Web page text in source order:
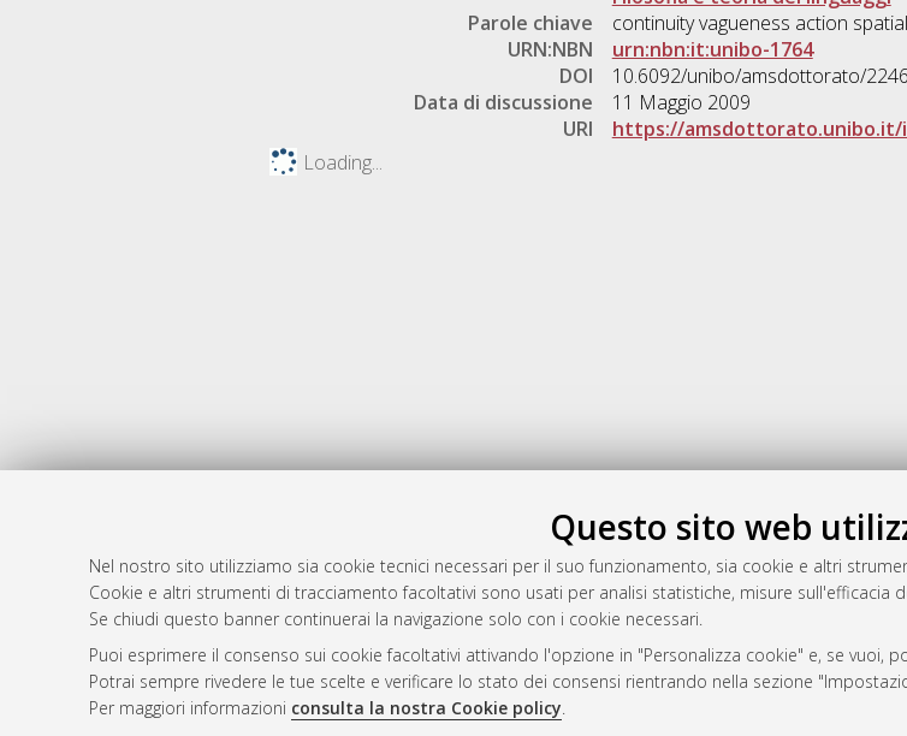
Questo sito web
Nel nostro sito utilizziamo sia cookie tecnici necessari per il suo funzionamento, sia cookie e altri
Cookie e altri strumenti di tracciamento facoltativi sono usati per analisi statistiche, misure
Se chiudi questo banner continuerai la navigazione solo con i cookie necessari.
Puoi esprimere il consenso sui cookie facoltativi attivando l'opzione in "Personalizza cookie" e, se vuoi,
Potrai sempre rivedere le tue scelte e verificare lo stato dei consensi rientrando nella sezione
Per maggiori informazioni consulta la nostra Cookie policy.
Parole chiave
continuity vagueness action
URN:NBN
urn:nbn:it:unibo-1764
DOI
10.6092/unibo/amsdottorato/2246
Data di discussione
11 Maggio 2009
URI
https://amsdottorato.unibo.it/
Loading...
Atom
Rss 1.0
Rss 2.0
AMS Dottorato
ISSN: 2038-7946
Servizio implementato e gestito da
Impostazioni Cookie
Informativa sulla privacy
Condizioni d’uso del sito